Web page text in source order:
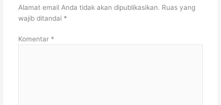
Alamat email Anda tidak akan dipublikasikan. Ruas yang
wajib ditandai *
Komentar *